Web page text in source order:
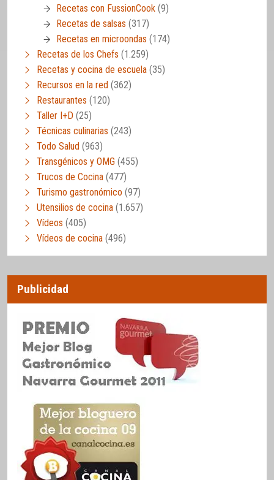
Recetas con FussionCook (9)
Recetas de salsas (317)
Recetas en microondas (174)
Recetas de los Chefs (1.259)
Recetas y cocina de escuela (35)
Recursos en la red (362)
Restaurantes (120)
Taller I+D (25)
Técnicas culinarias (243)
Todo Salud (963)
Transgénicos y OMG (455)
Trucos de Cocina (477)
Turismo gastronómico (97)
Utensilios de cocina (1.657)
Vídeos (405)
Vídeos de cocina (496)
Publicidad